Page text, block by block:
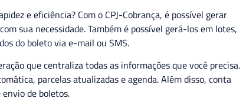
e eficiência? Com o CPJ-Cobrança, é possível gerar
sua necessidade. Também é possível gerá-los em lotes,
do boleto via e-mail ou SMS.
que centraliza todas as informações que você precisa.
parcelas atualizadas e agenda. Além disso, conta
de boletos.